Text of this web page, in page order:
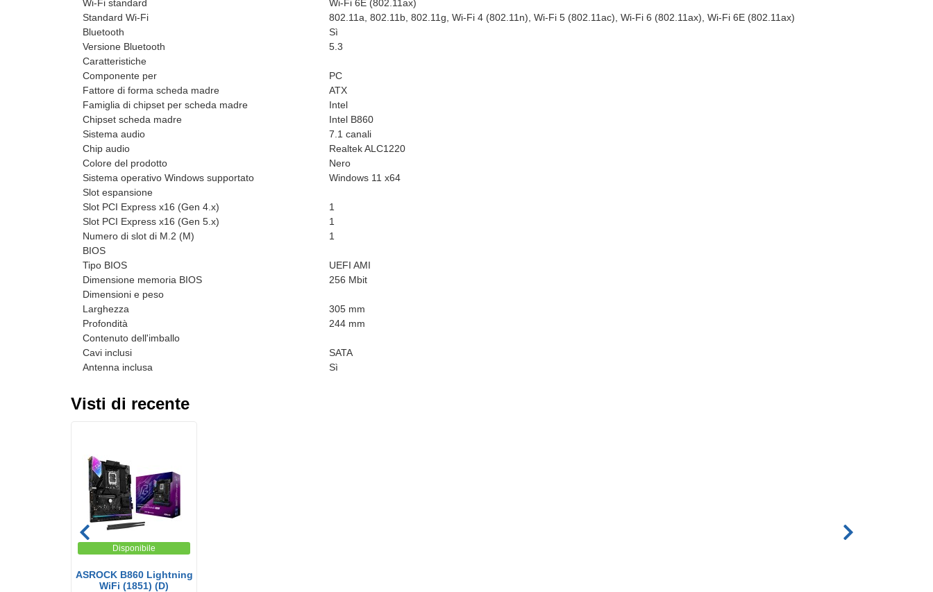
Wi-Fi standard
Wi-Fi 6E (802.11ax)
Standard Wi-Fi
802.11a, 802.11b, 802.11g, Wi-Fi 4 (802.11n), Wi-Fi 5 (802.11ac), Wi-Fi 6 (802.11ax), Wi-Fi 6E (802.11ax)
Bluetooth
Sì
Versione Bluetooth
5.3
Caratteristiche
Componente per
PC
Fattore di forma scheda madre
ATX
Famiglia di chipset per scheda madre
Intel
Chipset scheda madre
Intel B860
Sistema audio
7.1 canali
Chip audio
Realtek ALC1220
Colore del prodotto
Nero
Sistema operativo Windows supportato
Windows 11 x64
Slot espansione
Slot PCI Express x16 (Gen 4.x)
1
Slot PCI Express x16 (Gen 5.x)
1
Numero di slot di M.2 (M)
1
BIOS
Tipo BIOS
UEFI AMI
Dimensione memoria BIOS
256 Mbit
Dimensioni e peso
Larghezza
305 mm
Profondità
244 mm
Contenuto dell'imballo
Cavi inclusi
SATA
Antenna inclusa
Sì
Visti di recente
Disponibile
ASROCK B860 Lightning
WiFi (1851) (D)